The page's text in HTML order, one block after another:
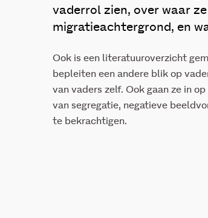
vaderrol zien, over waar
migratieachtergrond, en
Ook is een literatuuroverzicht
bepleiten een andere blik op
van vaders zelf. Ook gaan ze in
van segregatie, negatieve
te bekrachtigen.